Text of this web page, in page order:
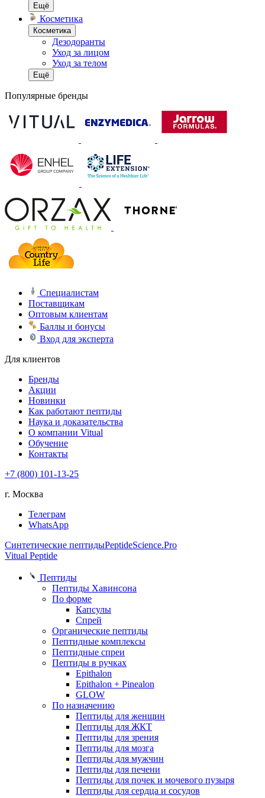
Ещё
Косметика
Косметика
Дезодоранты
Уход за лицом
Уход за телом
Ещё
Популярные бренды
Специалистам
Поставщикам
Оптовым клиентам
Баллы и бонусы
Вход для эксперта
Для клиентов
Бренды
Акции
Новинки
Как работают пептиды
Наука и доказательства
О компании Vitual
Обучение
Контакты
+7 (800) 101-13-25
г. Москва
Телеграм
WhatsApp
Синтетические пептидыPeptideScience.Pro
Vitual Peptide
Пептиды
Пептиды Хавинсона
По форме
Капсулы
Спрей
Органические пептиды
Пептидные комплексы
Пептидные спреи
Пептиды в ручках
Epithalon
Epithalon + Pinealon
GLOW
По назначению
Пептиды для женщин
Пептиды для ЖКТ
Пептиды для зрения
Пептиды для мозга
Пептиды для мужчин
Пептиды для печени
Пептиды для почек и мочевого пузыря
Пептиды для сердца и сосудов